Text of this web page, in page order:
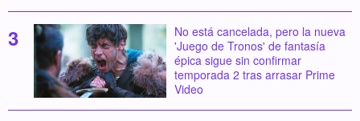
No está cancelada, pero la nueva
'Juego de Tronos' de fantasía
épica sigue sin confirmar
temporada 2 tras arrasar Prime
Video